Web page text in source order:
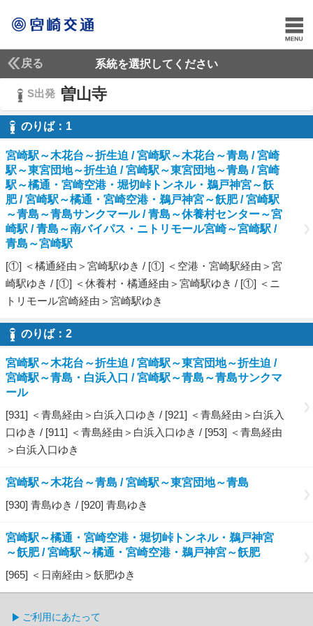
戻る 系統を選択してください
S出発 曽山寺
のりば： 1
1
宮崎駅～木花台～折生迫 / 宮崎駅～木花台～青島 / 宮崎
駅～東宮団地～折生迫 / 宮崎駅～東宮団地～青島 / 宮崎
駅～橘通・宮崎空港・堀切峠トンネル・鵜戸神宮～飫
肥 / 宮崎駅～橘通・宮崎空港・鵜戸神宮～飫肥 / 宮崎駅
～青島～青島サンクマール / 青島～休養村センター～宮
崎駅 / 青島～南バイパス・ニトリモール宮崎～宮崎駅 /
青島～宮崎駅
[①] ＜橘通経由＞宮崎駅ゆき / [①] ＜空港・宮崎駅経由＞宮
崎駅ゆき / [①] ＜休養村・橘通経由＞宮崎駅ゆき / [①] ＜ニ
トリモール宮崎経由＞宮崎駅ゆき
のりば： 2
2
宮崎駅～木花台～折生迫 / 宮崎駅～東宮団地～折生迫 /
宮崎駅～青島・白浜入口 / 宮崎駅～青島～青島サンクマ
ール
[931] ＜青島経由＞白浜入口ゆき / [921] ＜青島経由＞白浜入
口ゆき / [911] ＜青島経由＞白浜入口ゆき / [953] ＜青島経由
＞白浜入口ゆき
宮崎駅～木花台～青島 / 宮崎駅～東宮団地～青島
[930] 青島ゆき / [920] 青島ゆき
宮崎駅～橘通・宮崎空港・堀切峠トンネル・鵜戸神宮
～飫肥 / 宮崎駅～橘通・宮崎空港・鵜戸神宮～飫肥
[965] ＜日南経由＞飫肥ゆき
ご利用にあたって